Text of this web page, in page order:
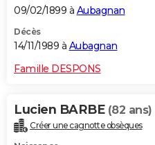
09/02/1899 à Aubagnan
Décès
14/11/1989 à Aubagnan
Famille DESPONS
Lucien BARBE (82 ans)
Créer une cagnotte obsèques